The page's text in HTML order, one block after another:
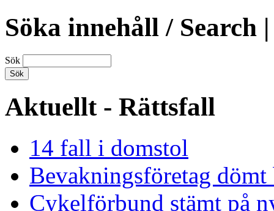
Söka innehåll / Search
Sök
Aktuellt - Rättsfall
14 fall i domstol
Bevakningsföretag dömt
Cykelförbund stämt på